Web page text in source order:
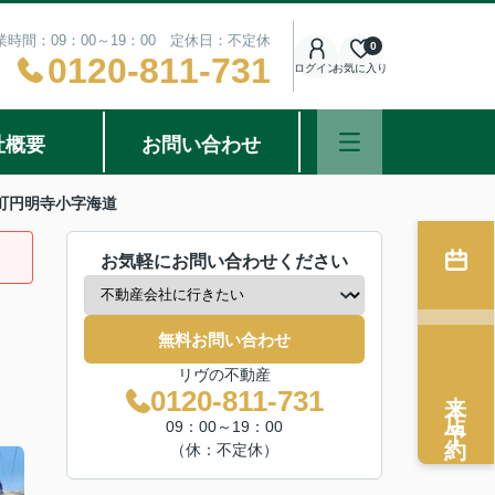
時間：09：00～19：00 定休日：不定休
0120-811-731 ログインお気に入り
0
概要 お問い合わせ
円明寺小字海道
お気軽にお問い合わせください
無料お問い合わせ
リヴの不動産
0120-811-731
09：00～19：00
（休：不定休）
来店予約